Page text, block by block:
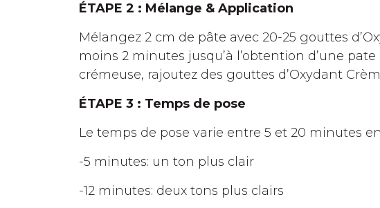
ÉTAPE 2 : Mélange & Application
Mélangez 2 cm de pâte avec 20-25 gouttes
moins 2 minutes jusqu’à l’obtention d’une
crémeuse, rajoutez des gouttes d’Oxydant
ÉTAPE 3 : Temps de pose
Le temps de pose varie entre 5 et 20 minutes
-5 minutes: un ton plus clair
-12 minutes: deux tons plus clairs